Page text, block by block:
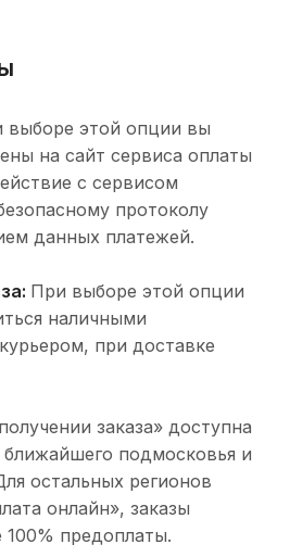
выборе этой опции вы
на сайт сервиса оплаты
с сервисом
протоколу
данных платежей.
При выборе этой опции
наличными
при доставке
заказа» доступна
подмосковья и
остальных регионов
онлайн», заказы
100% предоплаты.